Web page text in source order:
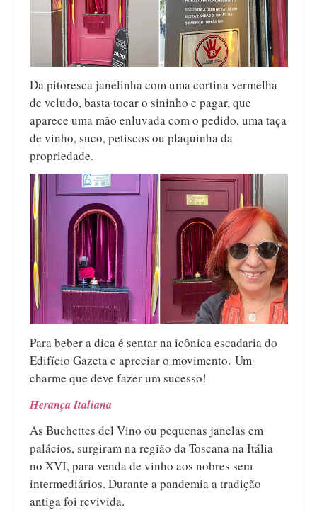
Da pitoresca janelinha com uma cortina vermelha
de veludo, basta tocar o sininho e pagar, que
aparece uma mão enluvada com o pedido, uma taça
de vinho, suco, petiscos ou plaquinha da
propriedade.
Para beber a dica é sentar na icônica escadaria do
Edifício Gazeta e apreciar o movimento. Um
charme que deve fazer um sucesso!
Herança Italiana
As Buchettes del Vino ou pequenas janelas em
palácios, surgiram na região da Toscana na Itália
no XVI, para venda de vinho aos nobres sem
intermediários. Durante a pandemia a tradição
antiga foi revivida.